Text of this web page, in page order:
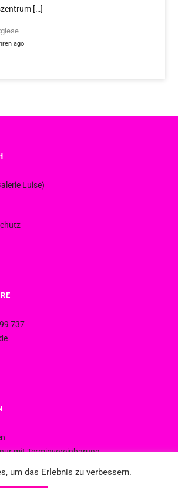
[…]
ago
Luise)
737
mit Terminvereinbarung
um das Erlebnis zu verbessern.